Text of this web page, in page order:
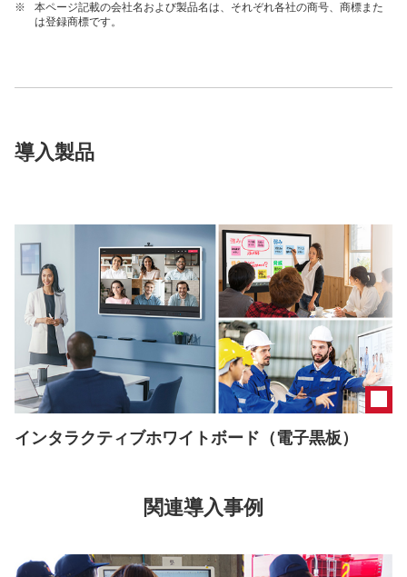
※
本ページ記載の会社名および製品名は、それぞれ各社の商号、商標また
は登録商標です。
導入製品
インタラクティブホワイトボード（電子黒板）
関連導入事例